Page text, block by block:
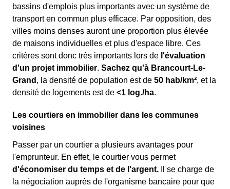
bassins d'emplois plus importants avec un système de
transport en commun plus efficace. Par opposition, des
villes moins denses auront une proportion plus élevée
de maisons individuelles et plus d'espace libre. Ces
critères sont donc très importants lors de l'évaluation
d'un projet immobilier. Sachez qu'à Brancourt-Le-
Grand , la densité de population est de 50 hab/km², et la
densité de logements est de <1 log./ha.
Les courtiers en immobilier dans les communes
voisines
Passer par un courtier a plusieurs avantages pour
l'emprunteur. En effet, le courtier vous permet
d'économiser du temps et de l'argent.
Il se charge de
la négociation auprès de l'organisme bancaire pour que